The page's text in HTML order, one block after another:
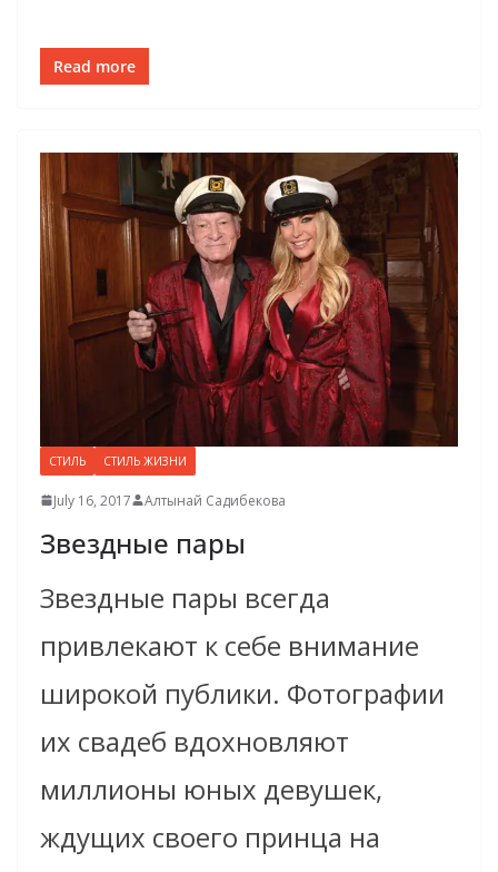
Read more
СТИЛЬ СТИЛЬ ЖИЗНИ
July 16, 2017 Алтынай Садибекова
Звездные пары
Звездные пары всегда
привлекают к себе внимание
широкой публики. Фотографии
их свадеб вдохновляют
миллионы юных девушек,
ждущих своего принца на